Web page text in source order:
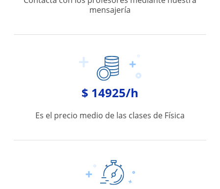
mensajería
$ 14925/h
Es el precio medio de las clases de Física